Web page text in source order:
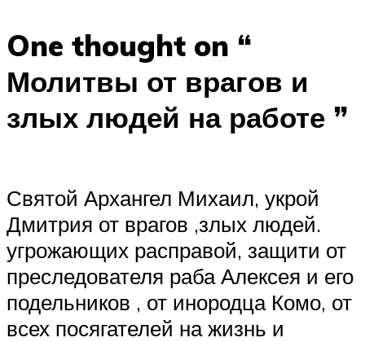
One thought on “
Молитвы от врагов и
злых людей на работе ”
Святой Архангел Михаил, укрой
Дмитрия от врагов ,злых людей.
угрожающих расправой, защити от
преследователя раба Алексея и его
подельников , от инородца Комо, от
всех посягателей на жизнь и